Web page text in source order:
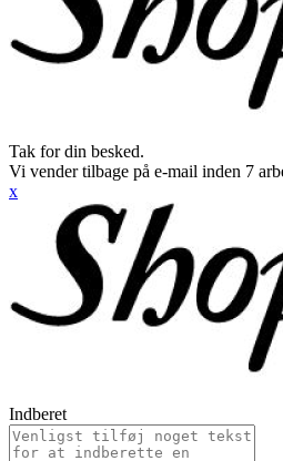
Tak for din besked.
Vi vender tilbage på e-mail inden 7
x
Indberet